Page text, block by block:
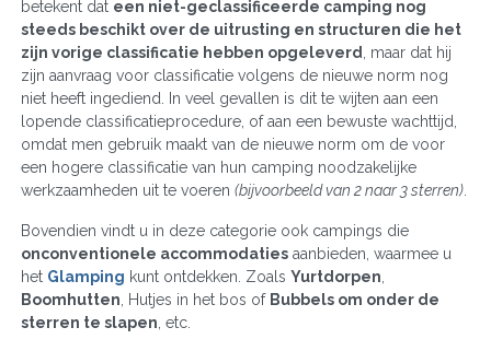
betekent dat een niet-geclassificeerde camping nog
steeds beschikt over de uitrusting en structuren die het
zijn vorige classificatie hebben opgeleverd, maar dat hij
zijn aanvraag voor classificatie volgens de nieuwe norm nog
niet heeft ingediend. In veel gevallen is dit te wijten aan een
lopende classificatieprocedure, of aan een bewuste wachttijd,
omdat men gebruik maakt van de nieuwe norm om de voor
een hogere classificatie van hun camping noodzakelijke
werkzaamheden uit te voeren (bijvoorbeeld van 2 naar 3 sterren).
Bovendien vindt u in deze categorie ook campings die
onconventionele accommodaties aanbieden, waarmee u
het Glamping kunt ontdekken. Zoals Yurtdorpen,
Boomhutten, Hutjes in het bos of Bubbels om onder de
sterren te slapen, etc.